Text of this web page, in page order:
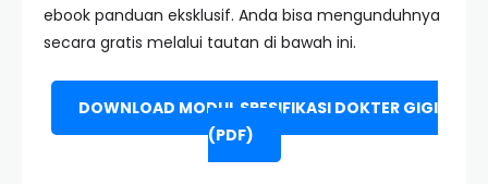
ebook panduan eksklusif. Anda bisa mengunduhnya
secara gratis melalui tautan di bawah ini.
DOWNLOAD MODUL SPESIFIKASI DOKTER GIGI
(PDF)